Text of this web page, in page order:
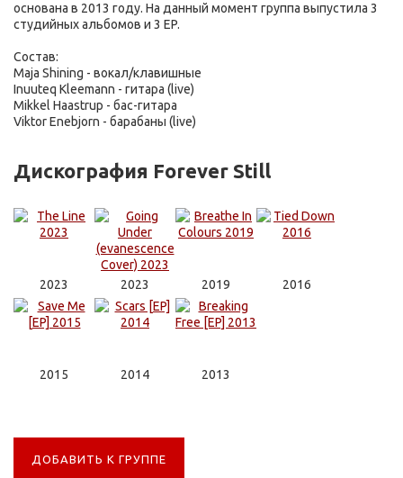
основана в 2013 году. На данный момент группа выпустила 3
студийных альбомов и 3 EP.
Состав:
Maja Shining - вокал/клавишные
Inuuteq Kleemann - гитара (live)
Mikkel Haastrup - бас-гитара
Viktor Enebjorn - барабаны (live)
Дискография Forever Still
2023 2023 2019 2016
2015 2014 2013
ДОБАВИТЬ К ГРУППЕ